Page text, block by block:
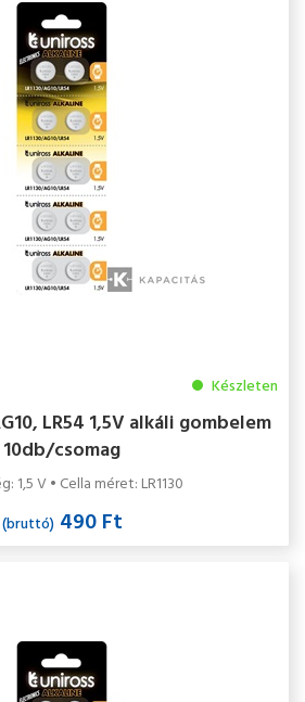
Készleten
LR54 1,5V alkáli gombelem
10db/csomag
1,5 V • Cella méret: LR1130
(bruttó)490 Ft